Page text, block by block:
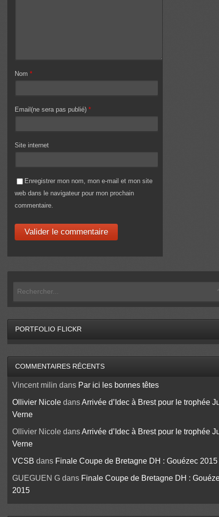
Nom *
Email(ne sera pas publié) *
Site internet
Enregistrer mon nom, mon e-mail et mon site
web dans le navigateur pour mon prochain
commentaire.
PORTFOLIO FLICKR
COMMENTAIRES RÉCENTS
Vincent milin dans Par ici les bonnes têtes
Ollivier NicoledansArrivée d’Idec à Brest pour le trophée
Verne
Ollivier NicoledansArrivée d’Idec à Brest pour le trophée
Verne
VCSB dans Finale Coupe de Bretagne DH : Gouézec 2015
GUEGUEN Gdans Finale Coupe de Bretagne DH :
2015